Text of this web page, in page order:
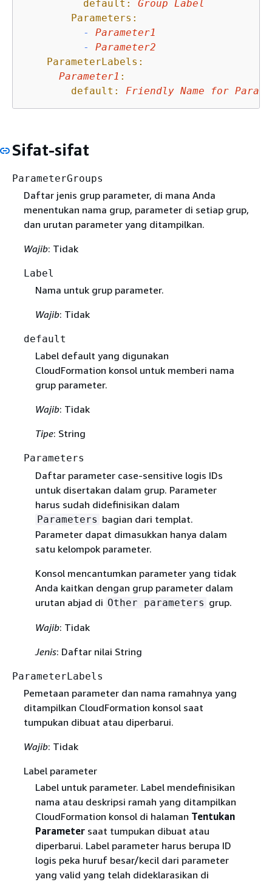
default: Group Label
Parameters:
-
Parameter1
-
Parameter2
ParameterLabels:
Parameter1 :
default:
Friendly Name for
Sifat-sifat
ParameterGroups
Daftar jenis grup parameter, di mana Anda
menentukan nama grup, parameter di setiap grup,
dan urutan parameter yang ditampilkan.
Wajib: Tidak
Label
Nama untuk grup parameter.
Wajib: Tidak
default
Label default yang digunakan
CloudFormation konsol untuk memberi nama
grup parameter.
Wajib: Tidak
Tipe: String
Parameters
Daftar parameter case-sensitive logis IDs
untuk disertakan dalam grup. Parameter
harus sudah didefinisikan dalam
Parameters bagian dari templat.
Parameter dapat dimasukkan hanya dalam
satu kelompok parameter.
Konsol mencantumkan parameter yang tidak
Anda kaitkan dengan grup parameter dalam
urutan abjad di Other parameters grup.
Wajib: Tidak
Jenis: Daftar nilai String
ParameterLabels
Pemetaan parameter dan nama ramahnya yang
ditampilkan CloudFormation konsol saat
tumpukan dibuat atau diperbarui.
Wajib: Tidak
Label parameter
Label untuk parameter. Label mendefinisikan
nama atau deskripsi ramah yang ditampilkan
CloudFormation konsol di halaman Tentukan
Parametersaat tumpukan dibuat atau
diperbarui. Label parameter harus berupa ID
logis peka huruf besar/kecil dari parameter
yang valid yang telah dideklarasikan di